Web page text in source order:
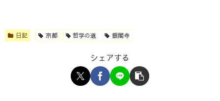
日記 京都 哲学の道 銀閣寺
シェアする